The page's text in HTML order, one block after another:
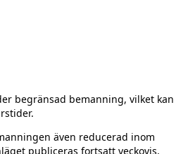
begränsad bemanning, vilket kan
även reducerad inom
publiceras fortsatt veckovis,